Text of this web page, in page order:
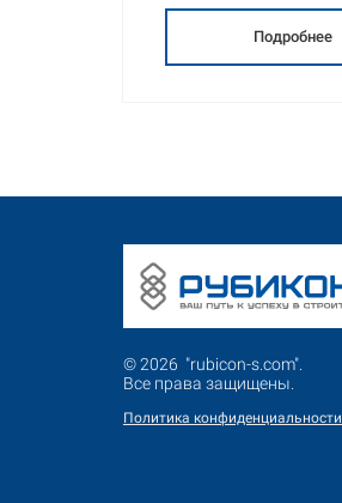
Подробнее
© 2026 "rubicon-s.com".
Все права защищены.
Политика конфиденциальности